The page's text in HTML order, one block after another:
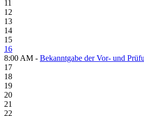
11
12
13
14
15
16
8:00 AM - Bekanntgabe der Vor- und
17
18
19
20
21
22